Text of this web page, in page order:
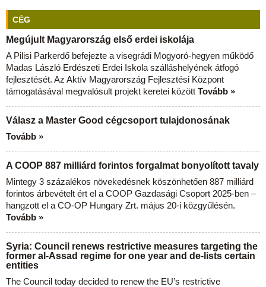
CÉG
Megújult Magyarország első erdei iskolája
A Pilisi Parkerdő befejezte a visegrádi Mogyoró-hegyen működő
Madas László Erdészeti Erdei Iskola szálláshelyének átfogó
fejlesztését. Az Aktív Magyarország Fejlesztési Központ
támogatásával megvalósult projekt keretei között Tovább »
Válasz a Master Good cégcsoport tulajdonosának
Tovább »
A COOP 887 milliárd forintos forgalmat bonyolított tavaly
Mintegy 3 százalékos növekedésnek köszönhetően 887 milliárd
forintos árbevételt ért el a COOP Gazdasági Csoport 2025-ben –
hangzott el a CO-OP Hungary Zrt. május 20-i közgyűlésén.
Tovább »
Syria: Council renews restrictive measures targeting the
former al-Assad regime for one year and de-lists certain
entities
The Council today decided to renew the EU’s restrictive